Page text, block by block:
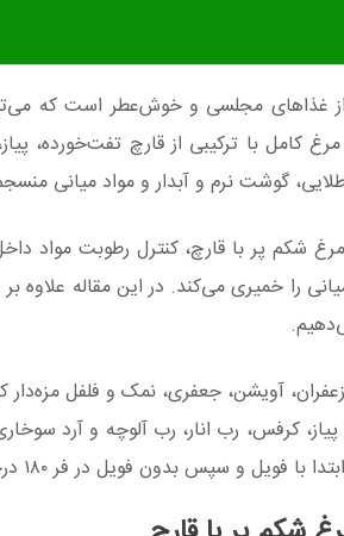
غذاهای مجلسی و خوش‌عطر است که
مرغ کامل با ترکیبی از قارچ تفت‌خورده،
گوشت نرم و آبدار و مواد میانی
مرغ شکم پر با قارچ، کنترل رطوبت
را خمیری می‌کند. در این مقاله
زعفران، آویشن، جعفری، نمک و فلفل
کرفس، رب انار، رب آلوچه و آرد
و سپس بدون فویل در فر ۱۸۰ درجه سانتی‌گراد بپزید.